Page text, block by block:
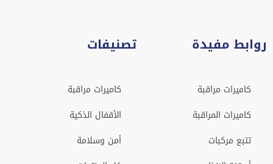
روابط مفيدة
كاميرات مراقبة
كاميرات المراقبة
تتبع مركبات
تصنيفات
كاميرات مراقبة
الأقفال الذكية
أمن وسلامة